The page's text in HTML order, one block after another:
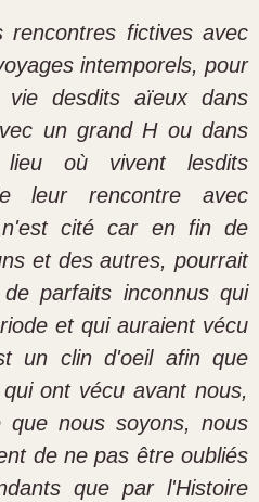
rencontres fictives avec
intemporels, pour
desdits aïeux dans
un grand H ou dans
où vivent lesdits
leur rencontre avec
n'est cité car en fin de
et des autres, pourrait
parfaits inconnus qui
et qui auraient vécu
un clin d'oeil afin que
ont vécu avant nous,
nous soyons, nous
de ne pas être oubliés
que par l'Histoire